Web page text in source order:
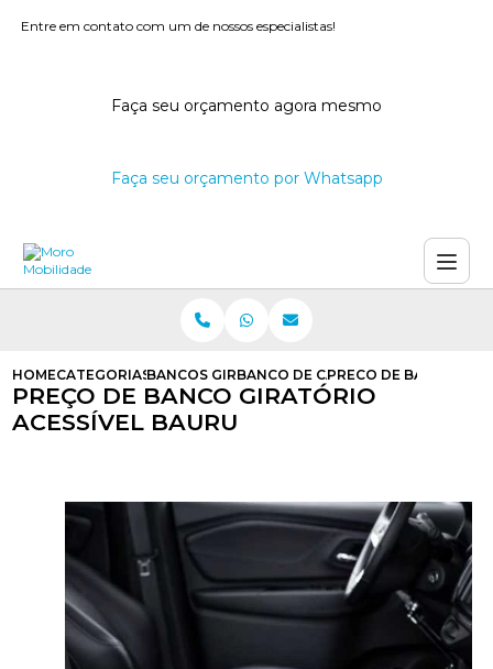
Entre em contato com um de nossos especialistas!
Faça seu orçamento agora mesmo
Faça seu orçamento por Whatsapp
HOMECATEGORIASBANCOS GIRATORIOS PARA CARROS
BANCO DE CARRO GIRATORIO
PRECO DE BANCO
PREÇO DE BANCO GIRATÓRIO
ACESSÍVEL BAURU